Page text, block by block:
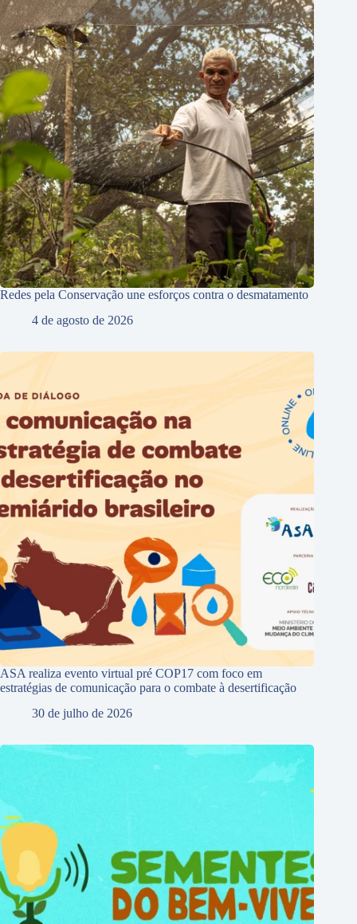
Redes pela Conservação une esforços contra o desmatamento
4 de agosto de 2026
ASA realiza evento virtual pré COP17 com foco em
estratégias de comunicação para o combate à desertificação
30 de julho de 2026